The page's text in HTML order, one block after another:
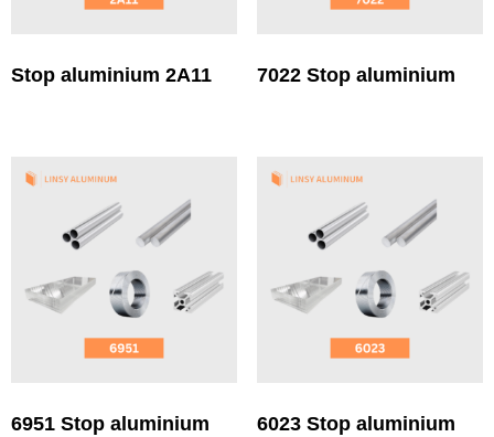
Stop aluminium 2A11 7022 Stop aluminium
6951 Stop aluminium 6023 Stop aluminium